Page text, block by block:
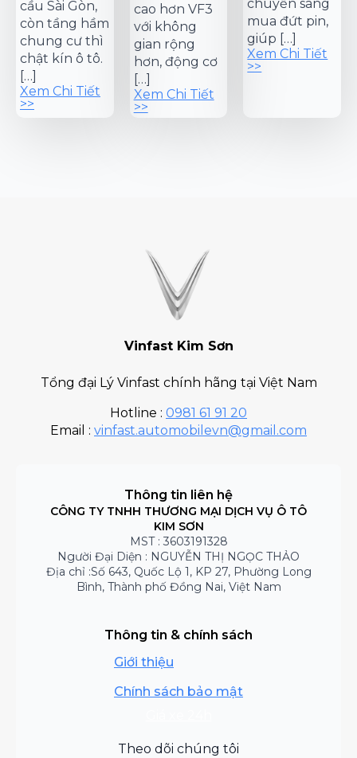
cầu Sài Gòn,
còn tầng hầm
chung cư thì
chật kín ô tô.
[…]
Xem Chi Tiết
>>
cao hơn VF3
với không
gian rộng
hơn, động cơ
[…]
Xem Chi Tiết
>>
chuyển sang
mua đứt pin,
giúp […]
Xem Chi Tiết
>>
Vinfast Kim Sơn
Tổng đại Lý Vinfast chính hãng tại Việt Nam
Hotline : 0981 61 91 20
Email : vinfast.automobilevn@gmail.com
Thông tin liên hệ
CÔNG TY TNHH THƯƠNG MẠI DỊCH VỤ Ô TÔ
KIM SƠN
MST : 3603191328
Người Đại Diện : NGUYỄN THỊ NGỌC THẢO
Địa chỉ :Số 643, Quốc Lộ 1, KP 27, Phường Long
Bình, Thành phố Đồng Nai, Việt Nam
Thông tin & chính sách
Giới thiệu
Chính sách bảo mật
Theo dõi chúng tôi